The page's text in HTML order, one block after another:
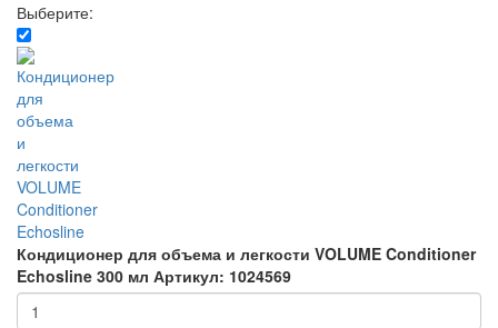
Выберите:
Кондиционер для объема и легкости VOLUME Conditioner
Echosline 300 мл Артикул: 1024569